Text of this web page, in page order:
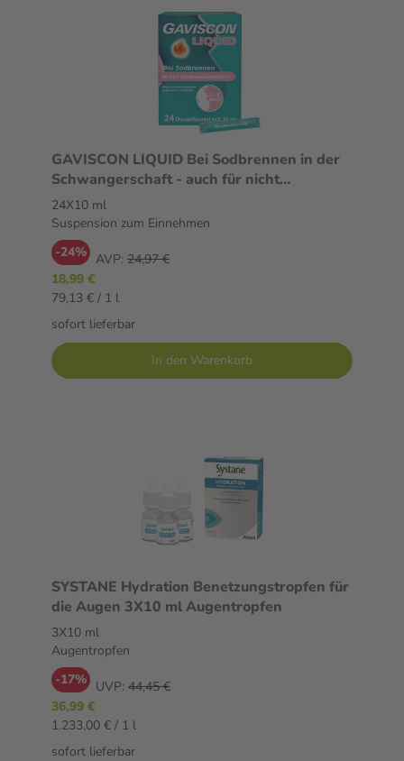
GAVISCON LIQUID Bei Sodbrennen in der
Schwangerschaft - auch für nicht
schwangere Menschen geeignet 24X10 ml
Suspension zum Einnehmen
24X10 ml
Suspension zum Einnehmen
-24% AVP: 24,97 €
18,99 €
79,13 € / 1 l
sofort lieferbar
In den Warenkorb
SYSTANE Hydration Benetzungstropfen für
die Augen 3X10 ml Augentropfen
3X10 ml
Augentropfen
-17% UVP: 44,45 €
36,99 €
1.233,00 € / 1 l
sofort lieferbar